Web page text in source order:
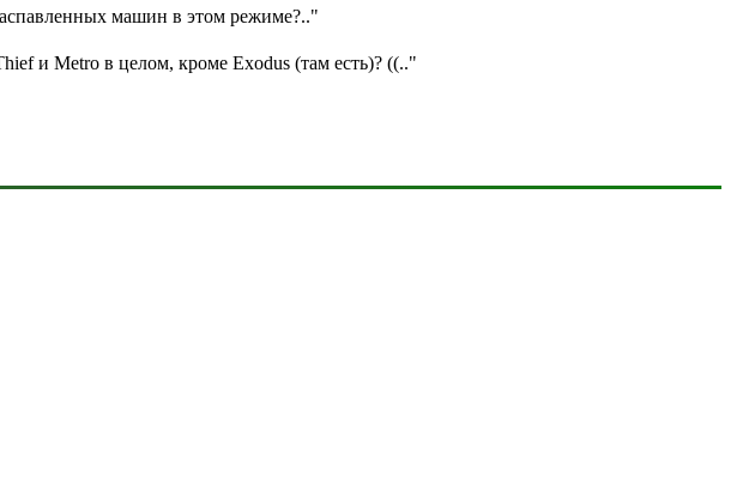
машин в этом режиме?.."
и Metro в целом, кроме Exodus (там есть)? ((.."